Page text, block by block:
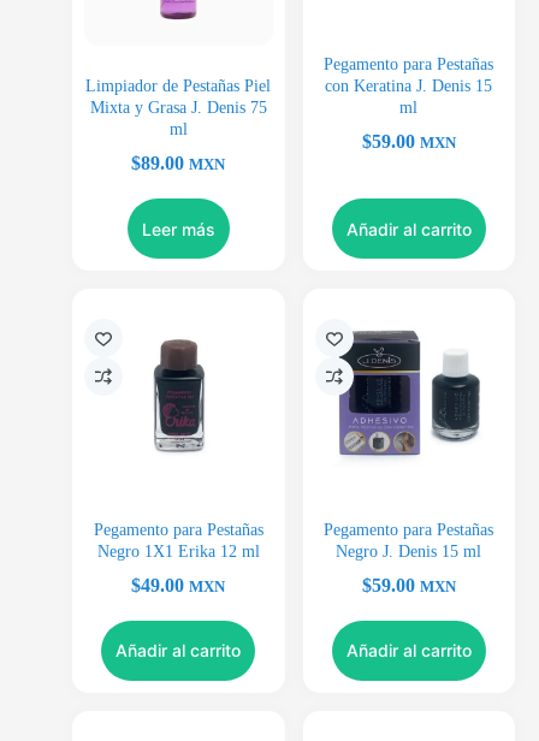
Limpiador de Pestañas Piel
Mixta y Grasa J. Denis 75
ml
$89.00 MXN
Leer más
Pegamento para Pestañas
con Keratina J. Denis 15
ml
$59.00 MXN
Añadir al carrito
Pegamento para Pestañas
Negro 1X1 Erika 12 ml
$49.00 MXN
Añadir al carrito
Pegamento para Pestañas
Negro J. Denis 15 ml
$59.00 MXN
Añadir al carrito